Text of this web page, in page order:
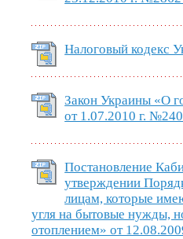
Налоговый кодекс
Закон Украины «О
от 1.07.2010 г.
Постановление
утверждении
лицам, которые
угля на бытовые нужды,
отоплением» от